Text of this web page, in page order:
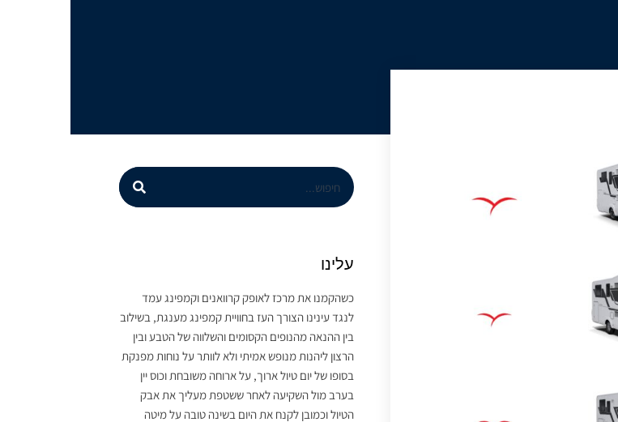
עלינו
כשהקמנו את מרכז לאופק קרוואנים וקמפינג עמד
לנגד עינינו הצורך העז בחוויית קמפינג מענגת, בשילוב
בין ההנאה מהנופים הקסומים והשלווה של הטבע ובין
הרצון ליהנות מנופש אמיתי ולא לוותר על נוחות מפנקת
בסופו של יום טיול ארוך, על ארוחה משובחת וכוס יין
בערב מול השקיעה לאחר ששטפת מעליך את אבק
הטיול וכמובן לקנח את היום בשינה טובה על מיטה